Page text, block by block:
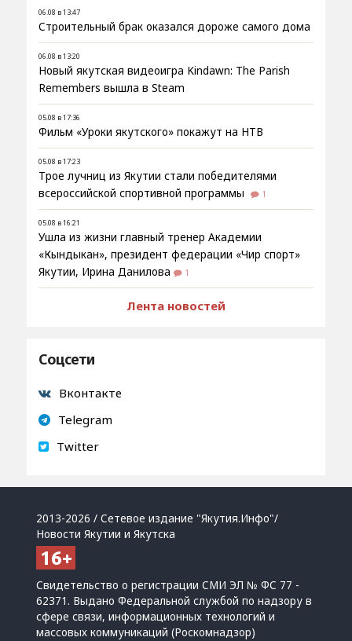
06.08 в 13:47
Строительный брак оказался дороже самого дома
06.08 в 13:20
Новый якутская видеоигра Kindawn: The Parish
Remembers вышла в Steam
05.08 в 17:36
Фильм «Уроки якутского» покажут на НТВ
05.08 в 17:23
Трое лучниц из Якутии стали победителями
всероссийской спортивной программы
1
05.08 в 16:21
Ушла из жизни главный тренер Академии
«Кындыкан», президент федерации «Чир спорт»
Якутии, Ирина Данилова
1
Лента новостей
Соцсети
Вконтакте
Telegram
Twitter
2013-2026 / Сетевое издание "Якутия.Инфо"/
Новости Якутии и Якутска
Свидетельство о регистрации СМИ ЭЛ № ФС 77 -
62371. Выдано Федеральной службой по надзору в
сфере связи, информационных технологий и
массовых коммуникаций (Роскомнадзор)